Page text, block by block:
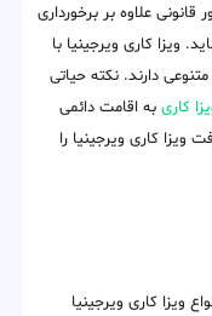
قانونی علاوه بر برخورداری
ویزا کاری ویرجینیا با
دارند. نکته حیاتی
کاری به اقامت دائمی
کاری ویرجینیا را
ویزا کاری ویرجینیا